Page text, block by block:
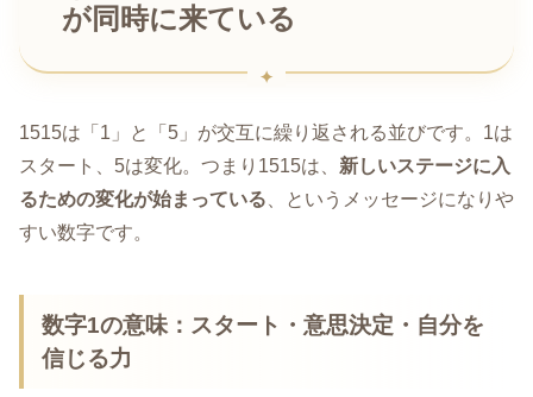
が同時に来ている
1515は「1」と「5」が交互に繰り返される並びです。1は
スタート、5は変化。つまり1515は、 新しいステージに入
るための変化が始まっている 、というメッセージになりや
すい数字です。
数字1の意味：スタート・意思決定・自分を
信じる力